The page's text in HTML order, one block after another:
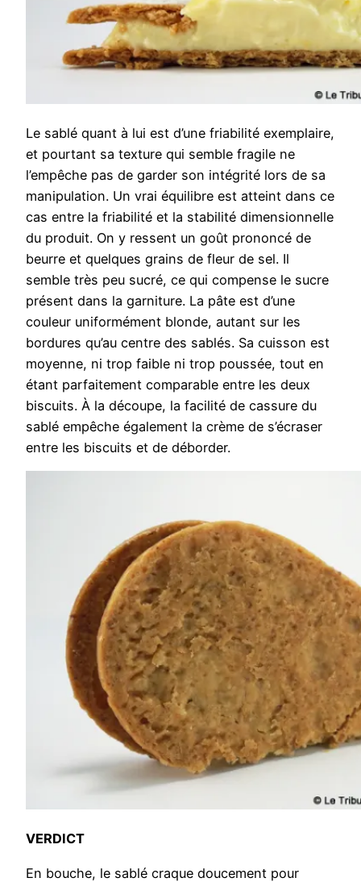
Le sablé quant à lui est d’une friabilité exemplaire,
et pourtant sa texture qui semble fragile ne
l’empêche pas de garder son intégrité lors de sa
manipulation. Un vrai équilibre est atteint dans ce
cas entre la friabilité et la stabilité dimensionnelle
du produit. On y ressent un goût prononcé de
beurre et quelques grains de fleur de sel. Il
semble très peu sucré, ce qui compense le sucre
présent dans la garniture. La pâte est d’une
couleur uniformément blonde, autant sur les
bordures qu’au centre des sablés. Sa cuisson est
moyenne, ni trop faible ni trop poussée, tout en
étant parfaitement comparable entre les deux
biscuits. À la découpe, la facilité de cassure du
sablé empêche également la crème de s’écraser
entre les biscuits et de déborder.
VERDICT
En bouche, le sablé craque doucement pour